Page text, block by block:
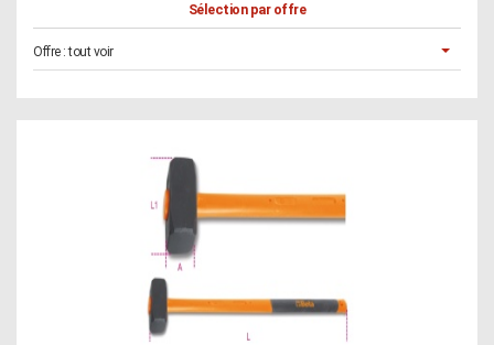
Sélection par offre
Offre :tout voir